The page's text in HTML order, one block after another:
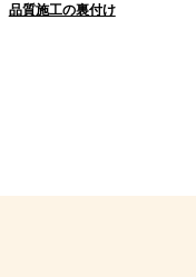
品質施工の裏付け